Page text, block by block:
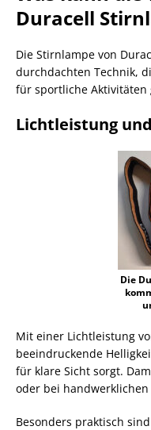
Duracell
Die Stirnlampe von
durchdachten Technik,
für sportliche Aktivitäten
Lichtleistung
Die
Mit einer Lichtleistung
beeindruckende
für klare Sicht sorgt.
oder bei
Besonders praktisch